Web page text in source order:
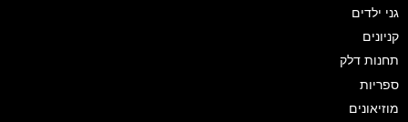
גני ילדים
קניונים
תחנות דלק
ספריות
מוזיאונים